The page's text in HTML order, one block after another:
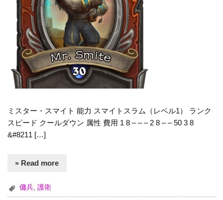
ミスター・スマイト 能力 スマイトスラム（レベル1） ランク
スピード クールダウン 属性 費用 1 8 – – – 2 8 – – 50 3 8
&#8211 […]
» Read more
傭兵,護衛